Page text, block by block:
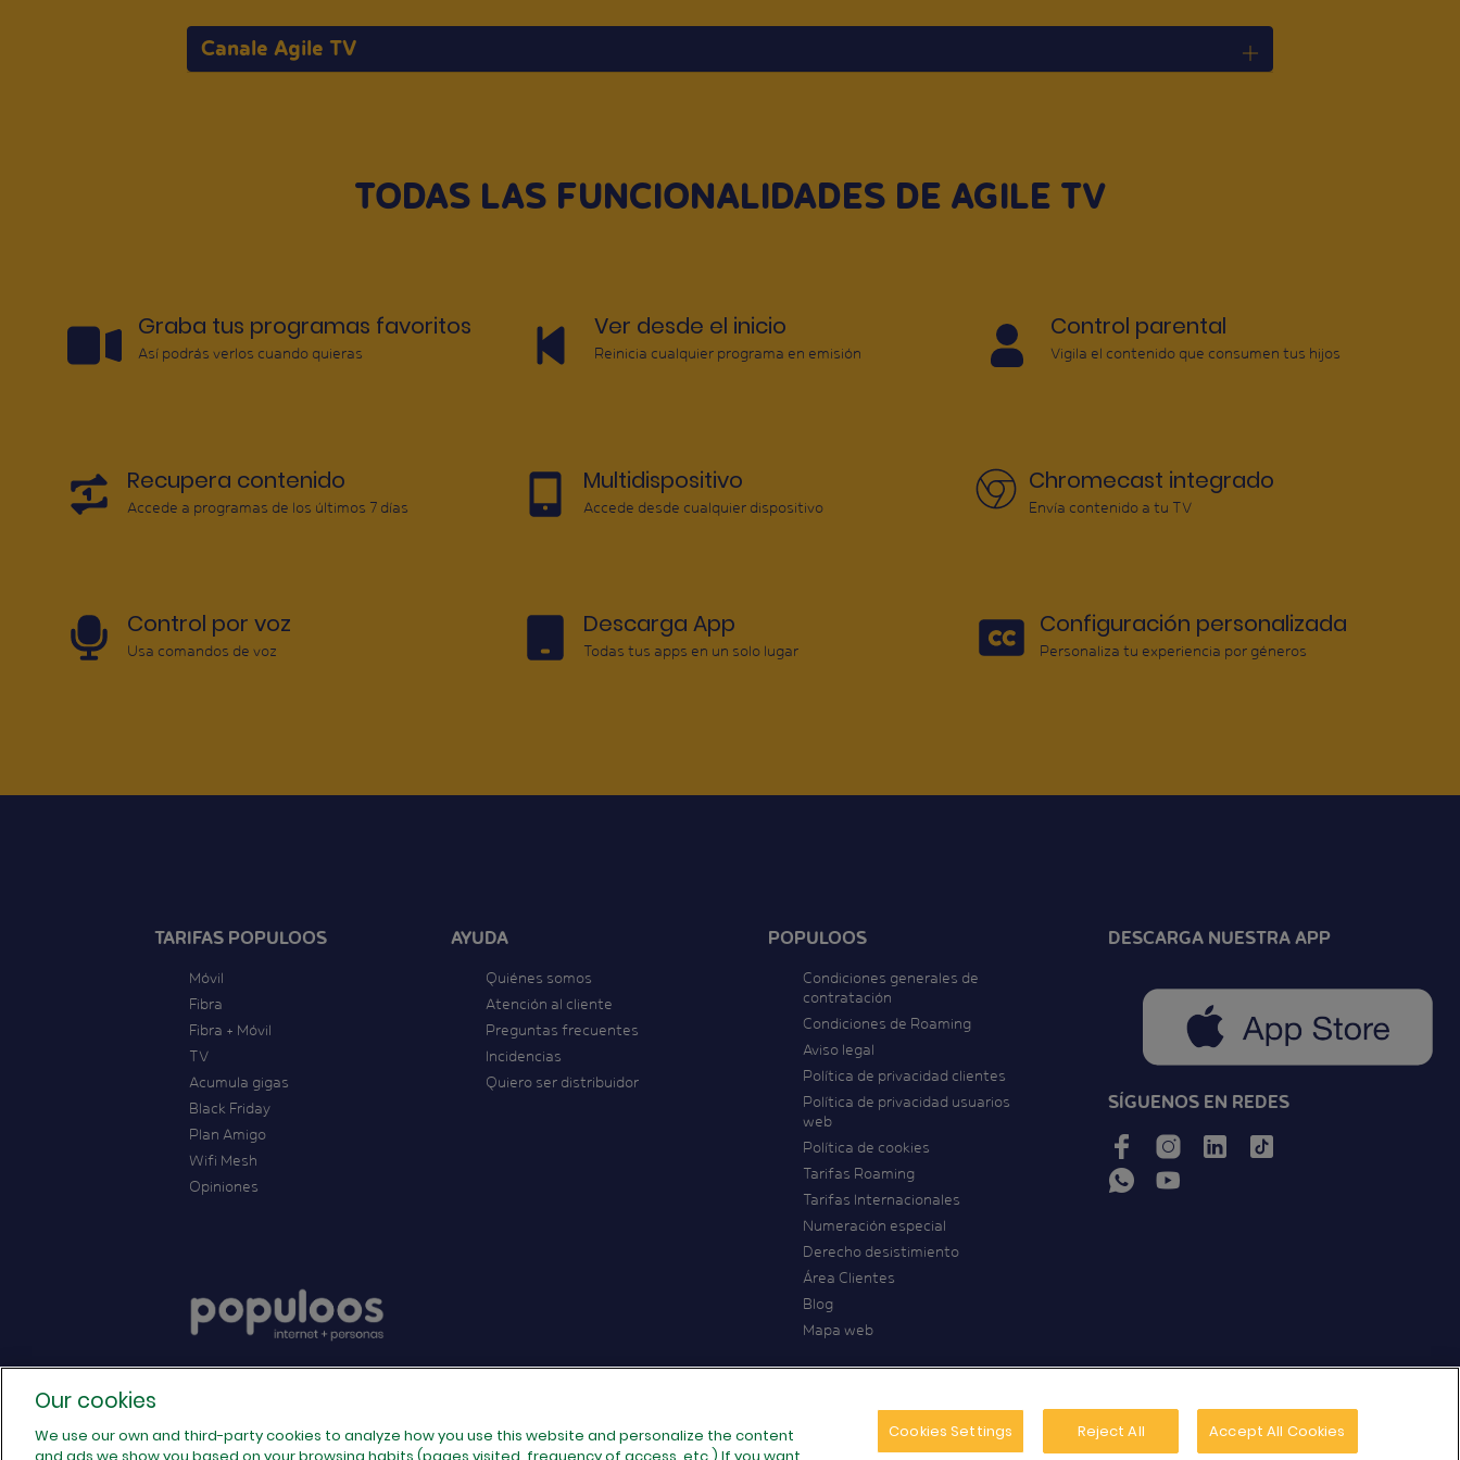
Canale Agile TV
TODAS LAS FUNCIONALIDADES DE AGILE TV
Graba tus programas favoritos
Así podrás verlos cuando quieras
Ver desde el inicio
Reinicia cualquier programa en emisión
Control parental
Vigila el contenido que consumen tus hijos
Recupera contenido
Accede a programas de los últimos 7 días
Multidispositivo
Accede desde cualquier dispositivo
Chromecast integrado
Envía contenido a tu TV
Control por voz
Usa comandos de voz
Descarga App
Todas tus apps en un solo lugar
Configuración personalizada
Personaliza tu experiencia por géneros
TARIFAS POPULOOS
Móvil
Fibra
Fibra + Móvil
TV
Acumula gigas
Black Friday
Plan Amigo
Wifi Mesh
Opiniones
AYUDA
Quiénes somos
Atención al cliente
Preguntas frecuentes
Incidencias
Quiero ser distribuidor
POPULOOS
Condiciones generales de
contratación
Condiciones de Roaming
Aviso legal
Política de privacidad clientes
Política de privacidad usuarios
web
Política de cookies
Tarifas Roaming
Tarifas Internacionales
Numeración especial
Derecho desistimiento
Área Clientes
Blog
Mapa web
DESCARGA NUESTRA APP
SÍGUENOS EN REDES
Our cookies
We use our own and third-party cookies to analyze how you use this website and personalize the content
Cookies Settings Reject All Accept All Cookies